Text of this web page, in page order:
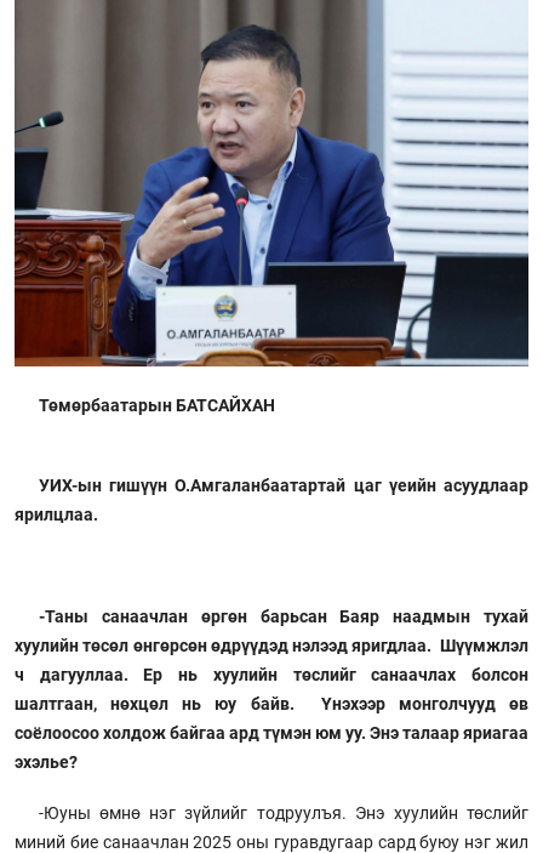
Төмөрбаатарын БАТСАЙХАН
УИХ-ын гишүүн О.Амгаланбаатартай цаг үеийн асуудлаар
ярилцлаа.
-Таны санаачлан өргөн барьсан Баяр наадмын тухай
хуулийн төсөл өнгөрсөн өдрүүдэд нэлээд яригдлаа. Шүүмжлэл
ч дагууллаа. Ер нь хуулийн төслийг санаачлах болсон
шалтгаан, нөхцөл нь юу байв. Үнэхээр монголчууд өв
соёлоосоо холдож байгаа ард түмэн юм уу. Энэ талаар яриагаа
эхэлье?
-Юуны өмнө нэг зүйлийг тодруулъя. Энэ хуулийн төслийг
миний бие санаачлан 2025 оны гуравдугаар сард буюу нэг жил